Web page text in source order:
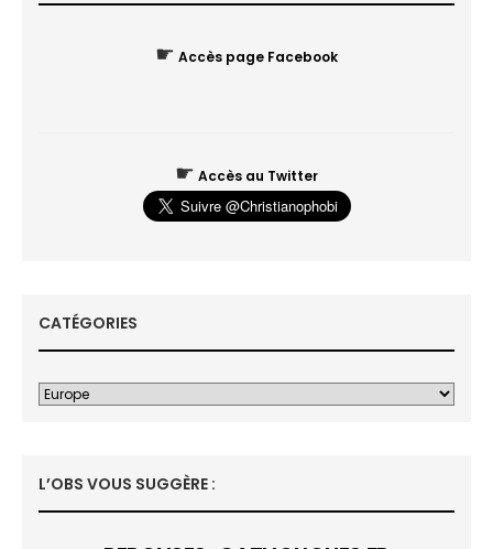
☛ Accès page Facebook
☛ Accès au Twitter
CATÉGORIES
L’OBS VOUS SUGGÈRE :